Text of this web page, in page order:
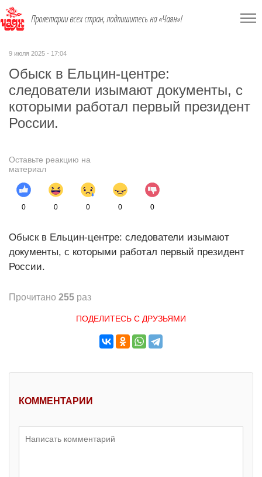
Пролетарии всех стран, подпишитесь на «Чаян»!
9 июля 2025 - 17:04
Обыск в Ельцин-центре:
следователи изымают документы, с
которыми работал первый президент
России.
Оставьте реакцию на
материал
0 0 0 0 0
Обыск в Ельцин-центре: следователи изымают
документы, с которыми работал первый президент
России.
Прочитано 255 раз
ПОДЕЛИТЕСЬ С ДРУЗЬЯМИ
КОММЕНТАРИИ